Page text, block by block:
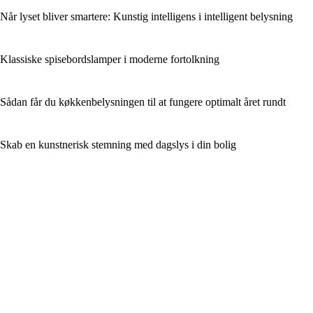
Når lyset bliver smartere: Kunstig intelligens i intelligent belysning
Klassiske spisebordslamper i moderne fortolkning
Sådan får du køkkenbelysningen til at fungere optimalt året rundt
Skab en kunstnerisk stemning med dagslys i din bolig